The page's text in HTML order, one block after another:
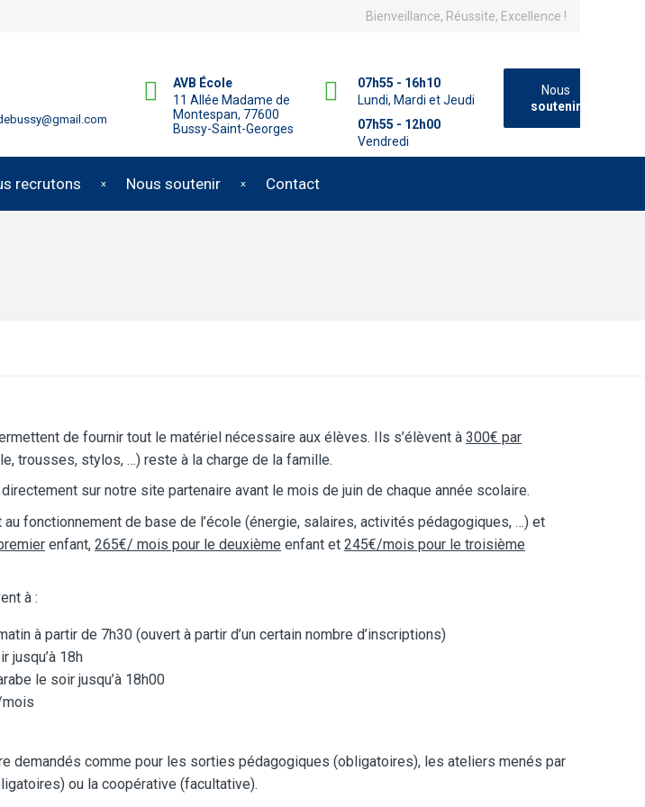
Bienveillance, Réussite, Excellence !
AVB École
11 Allée Madame de
Montespan, 77600
Bussy-Saint-Georges
07h55 - 16h10
Lundi, Mardi et Jeudi
07h55 - 12h00
Vendredi
Nous
soutenir
recrutons Nous soutenir Contact
de fournir tout le matériel nécessaire aux élèves. Ils s’élèvent à 300€ par
trousses, stylos, …) reste à la charge de la famille.
sur notre site partenaire avant le mois de juin de chaque année scolaire.
au fonctionnement de base de l’école (énergie, salaires, activités pédagogiques, …) et
enfant, 265€/ mois pour le deuxième enfant et 245€/mois pour le troisième
à :
à partir de 7h30 (ouvert à partir d’un certain nombre d’inscriptions)
jusqu’à 18h
le soir jusqu’à 18h00
mois
demandés comme pour les sorties pédagogiques (obligatoires), les ateliers menés par
ou la coopérative (facultative).